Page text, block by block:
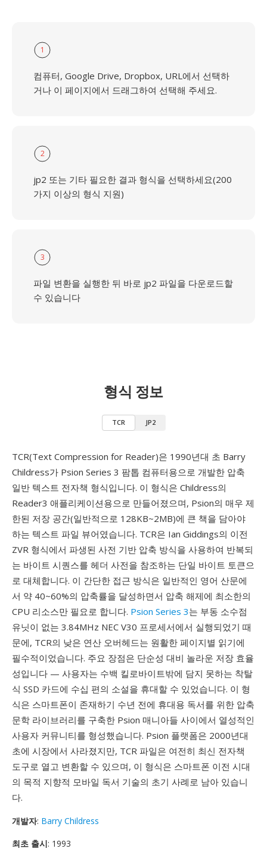
1
컴퓨터, Google Drive, Dropbox, URL에서 선택하
거나 이 페이지에서 드래그하여 선택해 주세요.
2
jp2 또는 기타 필요한 결과 형식을 선택하세요(200
가지 이상의 형식 지원)
3
파일 변환을 실행한 뒤 바로 jp2 파일을 다운로드할
수 있습니다
형식 정보
TCR JP2
TCR(Text Compression for Reader)은 1990년대 초 Barry
Childress가 Psion Series 3 팜톱 컴퓨터용으로 개발한 압축
일반 텍스트 전자책 형식입니다. 이 형식은 Childress의
Reader3 애플리케이션용으로 만들어졌으며, Psion의 매우 제
한된 저장 공간(일반적으로 128KB~2MB)에 큰 책을 담아야
하는 텍스트 파일 뷰어였습니다. TCR은 Ian Giddings의 이전
ZVR 형식에서 파생된 사전 기반 압축 방식을 사용하여 반복되
는 바이트 시퀀스를 헤더 사전을 참조하는 단일 바이트 토큰으
로 대체합니다. 이 간단한 접근 방식은 일반적인 영어 산문에
서 약 40~60%의 압축률을 달성하면서 압축 해제에 최소한의
CPU 리소스만 필요로 합니다. Psion Series 3는 부동 소수점
유닛이 없는 3.84MHz NEC V30 프로세서에서 실행되었기 때
문에, TCR의 낮은 연산 오버헤드는 원활한 페이지별 읽기에
필수적이었습니다. 주요 장점은 단순성 대비 놀라운 저장 효율
성입니다 — 사용자는 수백 킬로바이트밖에 담지 못하는 착탈
식 SSD 카드에 수십 편의 소설을 휴대할 수 있었습니다. 이 형
식은 스마트폰이 존재하기 수년 전에 휴대용 독서를 위한 압축
문학 라이브러리를 구축한 Psion 매니아들 사이에서 열성적인
사용자 커뮤니티를 형성했습니다. Psion 플랫폼은 2000년대
초에 시장에서 사라졌지만, TCR 파일은 여전히 최신 전자책
도구로 열고 변환할 수 있으며, 이 형식은 스마트폰 이전 시대
의 목적 지향적 모바일 독서 기술의 초기 사례로 남아 있습니
다.
개발자: Barry Childress
최초 출시: 1993